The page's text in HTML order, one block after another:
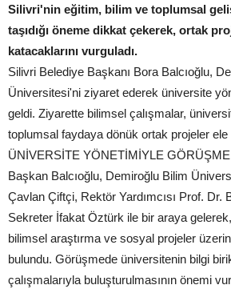
Silivri'nin eğitim, bilim ve toplumsal
taşıdığı öneme dikkat çekerek, ortak
katacaklarını vurguladı.
Silivri Belediye Başkanı Bora Balcıoğlu,
Üniversitesi'ni ziyaret ederek üniversite
geldi. Ziyarette bilimsel çalışmalar,
toplumsal faydaya dönük ortak projeler ele
ÜNİVERSİTE YÖNETİMİYLE GÖRÜŞME
Başkan Balcıoğlu, Demiroğlu Bilim
Çavlan Çiftçi, Rektör Yardımcısı Prof. Dr.
Sekreter İfakat Öztürk ile bir araya
bilimsel araştırma ve sosyal projeler
bulundu. Görüşmede üniversitenin bilgi
çalışmalarıyla buluşturulmasının önemi